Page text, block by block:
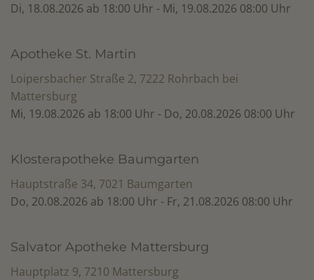
Di, 18.08.2026 ab 18:00 Uhr - Mi, 19.08.2026 08:00 Uhr
Apotheke St. Martin
Loipersbacher Straße 2, 7222 Rohrbach bei
Mattersburg
Mi, 19.08.2026 ab 18:00 Uhr - Do, 20.08.2026 08:00 Uhr
Klosterapotheke Baumgarten
Hauptstraße 34, 7021 Baumgarten
Do, 20.08.2026 ab 18:00 Uhr - Fr, 21.08.2026 08:00 Uhr
Salvator Apotheke Mattersburg
Hauptplatz 9, 7210 Mattersburg